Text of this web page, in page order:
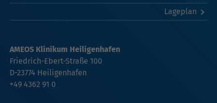
Lageplan
AMEOS Klinikum Heiligenhafen
Friedrich-Ebert-Straße 100
D-23774 Heiligenhafen
+49 4362 91 0